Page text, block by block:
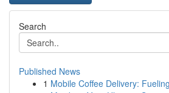
Search
Published News
1 Mobile Coffee Delivery: